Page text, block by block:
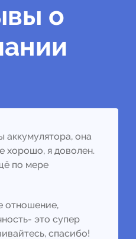
о
она
хорошо, я доволен.
по мере
отношение,
это супер
спасибо!